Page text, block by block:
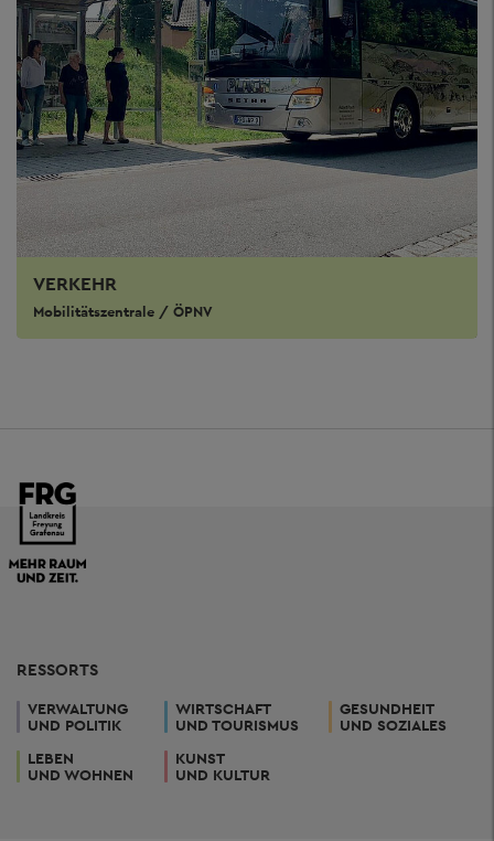
VERKEHR
Mobilitätszentrale / ÖPNV
RESSORTS
VERWALTUNG
UND POLITIK
WIRTSCHAFT
UND TOURISMUS
GESUNDHEIT
UND SOZIALES
LEBEN
UND WOHNEN
KUNST
UND KULTUR